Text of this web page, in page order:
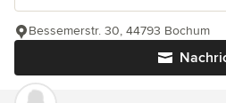
Bessemerstr. 30, 44793 Bochum